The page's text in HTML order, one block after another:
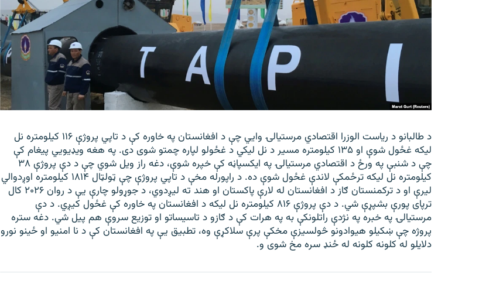
د طالبانو د ریاست الوزرا اقتصادي مرستیالۍ وایي چې د افغانستان په خاوره کې د تاپي پروژې ۱۱۶ کیلومتره نل
لیکه غځول شوې او ۱۳۵ کیلومتره مسیر د نل لیکي د غځولو لپاره چمتو شوی دی. په هغه ویډیویي پیغام کې
چې د شنبې په ورځ د اقتصادي مرستیالۍ په ایکسپاڼه کې خپره شوې، دغه راز ویل شوي چې د دې پروژې ۳۸
کیلومتره نل لیکه ترځمکې لاندې غځول شوې ده. د راپورله مخې د تاپي پروژې چې ټولټال ۱۸۱۴ کیلومتره اوږدوالي
لیرې او د ترکمنستان ګاز د افغانستان له لارې پاکستان او هند ته لیږدوي، د جوړولو چارې یې د روان ۲۰۲۶ کال
ترپای پورې بشپړې شي. د دې پروژې ۸۱۶ کیلومتره نل لیکه د افغانستان په خاوره کې غځول کیږي. د دې
مرستیالۍ په خبره په نژدې راتلونکې به په هرات کې د ګازو د تاسیساتو او توزیع سروې هم پیل شي. دغه ستره
پروژه چې ښکیلو هیوادونو څولسیزې مخکې پرې سلاکړې وه، تطبیق یې په افغانستان کې د نا امنیو او ځینو نورو
دلایلو له کلونه کلونه له ځنډ سره مخ شوی و.